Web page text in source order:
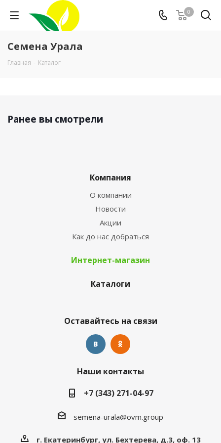
0
Семена Урала
Главная - Каталог
Ранее вы смотрели
Компания
О компании
Новости
Акции
Как до нас добраться
Интернет-магазин
Каталоги
Оставайтесь на связи
Наши контакты
+7 (343) 271-04-97
semena-urala@ovm.group
г. Екатеринбург, ул. Бехтерева, д.3, оф. 13